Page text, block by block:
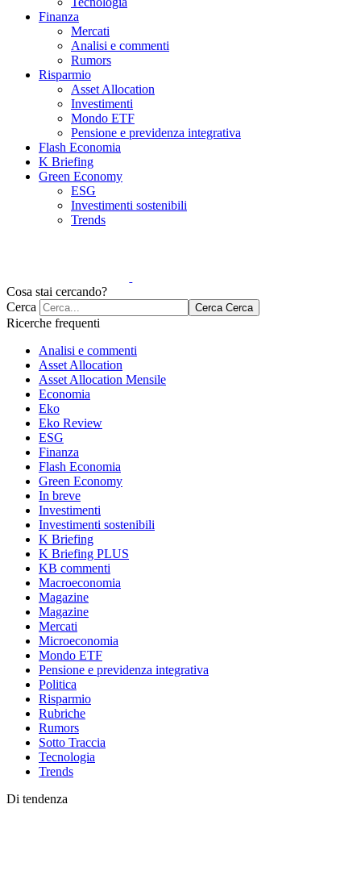
Finanza
Mercati
Analisi e commenti
Rumors
Risparmio
Asset Allocation
Investimenti
Mondo ETF
Pensione e previdenza integrativa
Flash Economia
K Briefing
Green Economy
ESG
Investimenti sostenibili
Trends
Cosa stai cercando?
Cerca
Cerca Cerca
Ricerche frequenti
Analisi e commenti
Asset Allocation
Asset Allocation Mensile
Economia
Eko
Eko Review
ESG
Finanza
Flash Economia
Green Economy
In breve
Investimenti
Investimenti sostenibili
K Briefing
K Briefing PLUS
KB commenti
Macroeconomia
Magazine
Magazine
Mercati
Microeconomia
Mondo ETF
Pensione e previdenza integrativa
Politica
Risparmio
Rubriche
Rumors
Sotto Traccia
Tecnologia
Trends
Di tendenza